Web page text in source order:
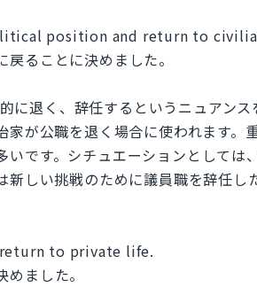
position and return to
ることに決めました。
に退く、辞任するというニュアンス
家が公職を退く場合に使われます。
です。シチュエーションとしては
新しい挑戦のために議員職を辞任し
to private life.
ました。